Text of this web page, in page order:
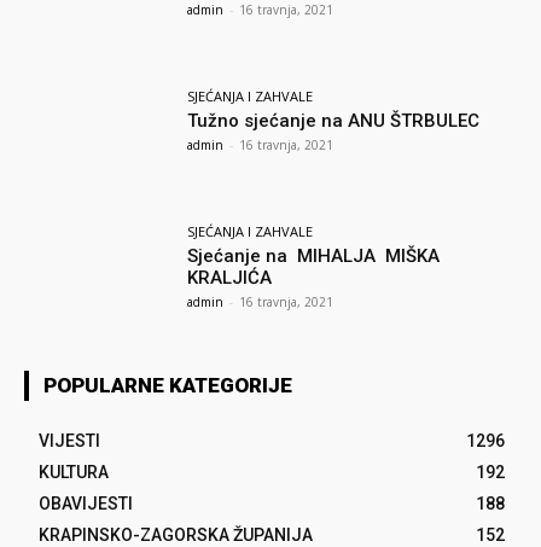
admin - 16 travnja, 2021
SJEĆANJA I ZAHVALE
Tužno sjećanje na ANU ŠTRBULEC
admin - 16 travnja, 2021
SJEĆANJA I ZAHVALE
Sjećanje na MIHALJA MIŠKA
KRALJIĆA
admin - 16 travnja, 2021
POPULARNE KATEGORIJE
VIJESTI
1296
KULTURA
192
OBAVIJESTI
188
KRAPINSKO-ZAGORSKA ŽUPANIJA
152